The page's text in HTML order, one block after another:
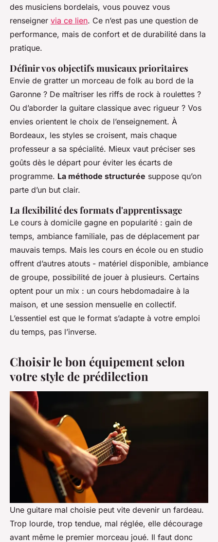
des musiciens bordelais, vous pouvez vous
renseigner via ce lien. Ce n’est pas une question de
performance, mais de confort et de durabilité dans la
pratique.
Définir vos objectifs musicaux prioritaires
Envie de gratter un morceau de folk au bord de la
Garonne ? De maîtriser les riffs de rock à roulettes ?
Ou d’aborder la guitare classique avec rigueur ? Vos
envies orientent le choix de l’enseignement. À
Bordeaux, les styles se croisent, mais chaque
professeur a sa spécialité. Mieux vaut préciser ses
goûts dès le départ pour éviter les écarts de
programme. La méthode structurée suppose qu’on
parte d’un but clair.
La flexibilité des formats d'apprentissage
Le cours à domicile gagne en popularité : gain de
temps, ambiance familiale, pas de déplacement par
mauvais temps. Mais les cours en école ou en studio
offrent d’autres atouts - matériel disponible, ambiance
de groupe, possibilité de jouer à plusieurs. Certains
optent pour un mix : un cours hebdomadaire à la
maison, et une session mensuelle en collectif.
L’essentiel est que le format s’adapte à votre emploi
du temps, pas l’inverse.
Choisir le bon équipement selon
votre style de prédilection
Une guitare mal choisie peut vite devenir un fardeau.
Trop lourde, trop tendue, mal réglée, elle décourage
avant même le premier morceau joué. Il faut donc